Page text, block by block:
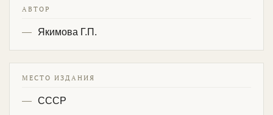
АВТОР
Якимова Г.П.
МЕСТО ИЗДАНИЯ
СССР